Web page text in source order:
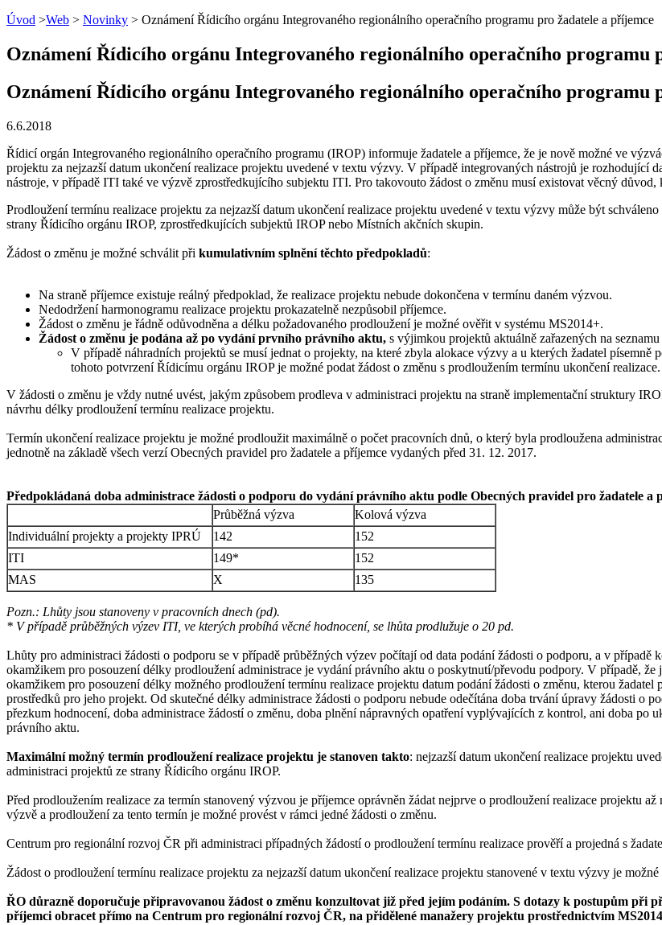
Úvod >Web > Novinky > Oznámení Řídicího orgánu Integrovaného regionálního operačního programu pro žadatele a příjemce
Oznámení Řídicího orgánu Integrovaného regionálního operačního programu
Oznámení Řídicího orgánu Integrovaného regionálního operačního programu
6.6.2018
Řídicí orgán Integrovaného regionálního operačního programu (IROP) informuje žadatele a příjemce, že je nově možné ve
projektu za nejzazší datum ukončení realizace projektu uvedené v textu výzvy. V případě integrovaných nástrojů je rozhodující
nástroje, v případě ITI také ve výzvě zprostředkujícího subjektu ITI. Pro takovouto žádost o změnu musí existovat věcný
Prodloužení termínu realizace projektu za nejzazší datum ukončení realizace projektu uvedené v textu výzvy může být
strany Řídicího orgánu IROP, zprostředkujících subjektů IROP nebo Místních akčních skupin.
Žádost o změnu je možné schválit při kumulativním splnění těchto předpokladů:
Na straně příjemce existuje reálný předpoklad, že realizace projektu nebude dokončena v termínu daném výzvou.
Nedodržení harmonogramu realizace projektu prokazatelně nezpůsobil příjemce.
Žádost o změnu je řádně odůvodněna a délku požadovaného prodloužení je možné ověřit v systému MS2014+.
Žádost o změnu je podána až po vydání prvního právního aktu, s výjimkou projektů aktuálně zařazených na
V případě náhradních projektů se musí jednat o projekty, na které zbyla alokace výzvy a u kterých žadatel
tohoto potvrzení Řídicímu orgánu IROP je možné podat žádost o změnu s prodloužením termínu ukončení realizace.
V žádosti o změnu je vždy nutné uvést, jakým způsobem prodleva v administraci projektu na straně implementační struktury
návrhu délky prodloužení termínu realizace projektu.
Termín ukončení realizace projektu je možné prodloužit maximálně o počet pracovních dnů, o který byla prodloužena
jednotně na základě všech verzí Obecných pravidel pro žadatele a příjemce vydaných před 31. 12. 2017.
Předpokládaná doba administrace žádosti o podporu do vydání právního aktu podle Obecných pravidel pro žadatele a
Průběžná výzva
Kolová výzva
Individuální projekty a projekty IPRÚ
142
152
ITI
149*
152
MAS
X 135
Pozn.: Lhůty jsou stanoveny v pracovních dnech (pd).
* V případě průběžných výzev ITI, ve kterých probíhá věcné hodnocení, se lhůta prodlužuje o 20 pd.
Lhůty pro administraci žádosti o podporu se v případě průběžných výzev počítají od data podání žádosti o podporu, a v
okamžikem pro posouzení délky prodloužení administrace je vydání právního aktu o poskytnutí/převodu podpory. V případě, že
okamžikem pro posouzení délky možného prodloužení termínu realizace projektu datum podání žádosti o změnu, kterou
prostředků pro jeho projekt. Od skutečné délky administrace žádosti o podporu nebude odečítána doba trvání úpravy žádosti o
přezkum hodnocení, doba administrace žádostí o změnu, doba plnění nápravných opatření vyplývajících z kontrol, ani doba
právního aktu.
Maximální možný termín prodloužení realizace projektu je stanoven takto: nejzazší datum ukončení realizace projektu
administraci projektů ze strany Řídicího orgánu IROP.
Před prodloužením realizace za termín stanovený výzvou je příjemce oprávněn žádat nejprve o prodloužení realizace projektu
výzvě a prodloužení za tento termín je možné provést v rámci jedné žádosti o změnu.
Centrum pro regionální rozvoj ČR při administraci případných žádostí o prodloužení termínu realizace prověří a projedná s
Žádost o prodloužení termínu realizace projektu za nejzazší datum ukončení realizace projektu stanovené v textu výzvy je
ŘO důrazně doporučuje připravovanou žádost o změnu konzultovat již před jejím podáním. S dotazy k postupům při
příjemci obracet přímo na Centrum pro regionální rozvoj ČR, na přidělené manažery projektu prostřednictvím